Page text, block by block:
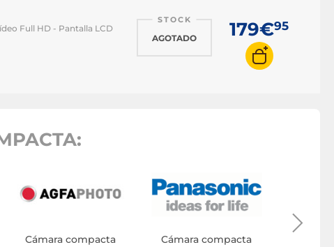
Full HD - Pantalla LCD
STOCK
AGOTADO 179€95
Cámara compacta
Cámara compacta